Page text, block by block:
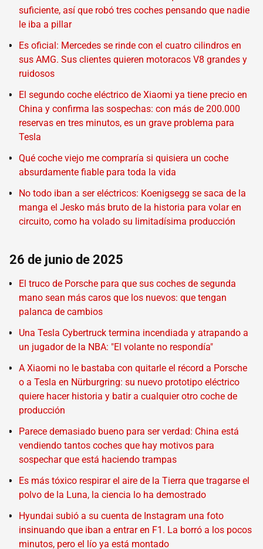
suficiente, así que robó tres coches pensando que nadie
le iba a pillar
Es oficial: Mercedes se rinde con el cuatro cilindros en
sus AMG. Sus clientes quieren motoracos V8 grandes y
ruidosos
El segundo coche eléctrico de Xiaomi ya tiene precio en
China y confirma las sospechas: con más de 200.000
reservas en tres minutos, es un grave problema para
Tesla
Qué coche viejo me compraría si quisiera un coche
absurdamente fiable para toda la vida
No todo iban a ser eléctricos: Koenigsegg se saca de la
manga el Jesko más bruto de la historia para volar en
circuito, como ha volado su limitadísima producción
26 de junio de 2025
El truco de Porsche para que sus coches de segunda
mano sean más caros que los nuevos: que tengan
palanca de cambios
Una Tesla Cybertruck termina incendiada y atrapando a
un jugador de la NBA: "El volante no respondía"
A Xiaomi no le bastaba con quitarle el récord a Porsche
o a Tesla en Nürburgring: su nuevo prototipo eléctrico
quiere hacer historia y batir a cualquier otro coche de
producción
Parece demasiado bueno para ser verdad: China está
vendiendo tantos coches que hay motivos para
sospechar que está haciendo trampas
Es más tóxico respirar el aire de la Tierra que tragarse el
polvo de la Luna, la ciencia lo ha demostrado
Hyundai subió a su cuenta de Instagram una foto
insinuando que iban a entrar en F1. La borró a los pocos
minutos, pero el lío ya está montado